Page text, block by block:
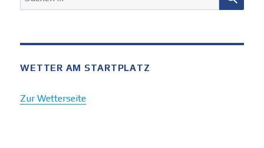
nach:
WETTER AM STARTPLATZ
Zur Wetterseite